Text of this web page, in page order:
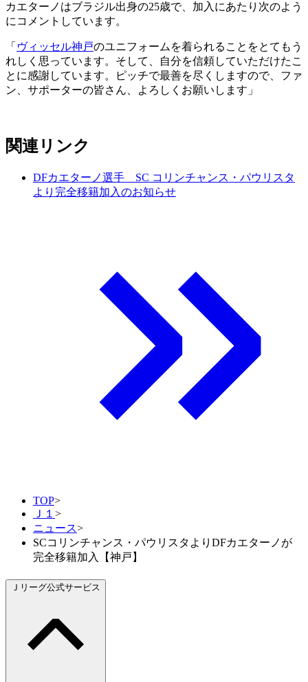
カエターノはブラジル出身の25歳で、加入にあたり次のよう
にコメントしています。
「 ヴィッセル神戸のユニフォームを着られることをとてもう
れしく思っています。そして、自分を信頼していただけたこ
とに感謝しています。ピッチで最善を尽くしますので、ファ
ン、サポーターの皆さん、よろしくお願いします」
関連リンク
DFカエターノ選手 SC コリンチャンス・パウリスタ
より完全移籍加入のお知らせ
TOP>
Ｊ１ >
ニュース>
SCコリンチャンス・パウリスタよりDFカエターノが
完全移籍加入【神戸】
Ｊリーグ公式サービス